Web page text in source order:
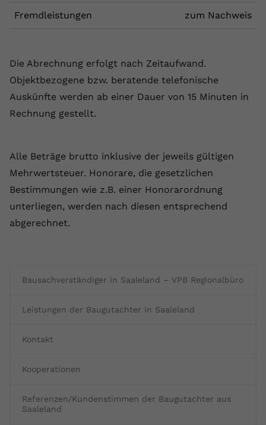
Bausachverständiger in Saaleland – VPB Regionalbüro
Leistungen der Baugutachter in Saaleland
Kontakt
Kooperationen
Referenzen/Kundenstimmen der Baugutachter aus
Saaleland
Fremdleistungen zum Nachweis
Die Abrechnung erfolgt nach Zeitaufwand.
Objektbezogene bzw. beratende telefonische
Auskünfte werden ab einer Dauer von 15 Minuten in
Rechnung gestellt.
Alle Beträge brutto inklusive der jeweils gültigen
Mehrwertsteuer. Honorare, die gesetzlichen
Bestimmungen wie z.B. einer Honorarordnung
unterliegen, werden nach diesen entsprechend
abgerechnet.